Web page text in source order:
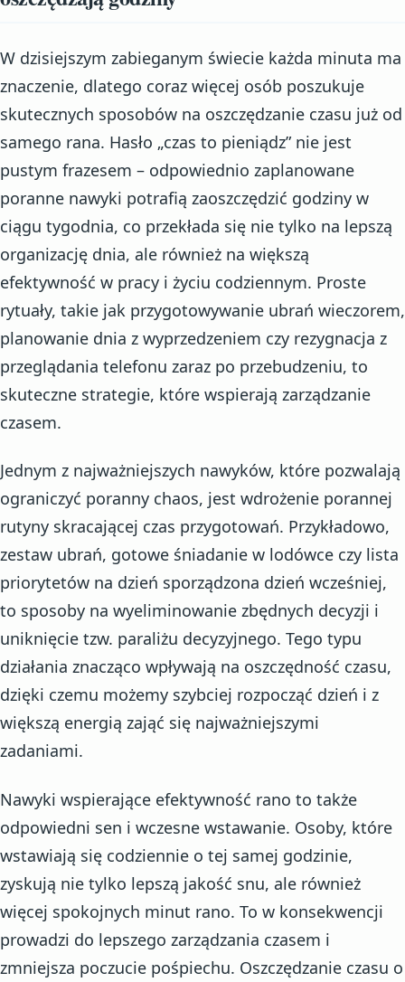
W dzisiejszym zabieganym świecie każda minuta ma
znaczenie, dlatego coraz więcej osób poszukuje
skutecznych sposobów na oszczędzanie czasu już od
samego rana. Hasło „czas to pieniądz” nie jest
pustym frazesem – odpowiednio zaplanowane
poranne nawyki potrafią zaoszczędzić godziny w
ciągu tygodnia, co przekłada się nie tylko na lepszą
organizację dnia, ale również na większą
efektywność w pracy i życiu codziennym. Proste
rytuały, takie jak przygotowywanie ubrań wieczorem,
planowanie dnia z wyprzedzeniem czy rezygnacja z
przeglądania telefonu zaraz po przebudzeniu, to
skuteczne strategie, które wspierają zarządzanie
czasem.
Jednym z najważniejszych nawyków, które pozwalają
ograniczyć poranny chaos, jest wdrożenie porannej
rutyny skracającej czas przygotowań. Przykładowo,
zestaw ubrań, gotowe śniadanie w lodówce czy lista
priorytetów na dzień sporządzona dzień wcześniej,
to sposoby na wyeliminowanie zbędnych decyzji i
uniknięcie tzw. paraliżu decyzyjnego. Tego typu
działania znacząco wpływają na oszczędność czasu,
dzięki czemu możemy szybciej rozpocząć dzień i z
większą energią zająć się najważniejszymi
zadaniami.
Nawyki wspierające efektywność rano to także
odpowiedni sen i wczesne wstawanie. Osoby, które
wstawiają się codziennie o tej samej godzinie,
zyskują nie tylko lepszą jakość snu, ale również
więcej spokojnych minut rano. To w konsekwencji
prowadzi do lepszego zarządzania czasem i
zmniejsza poczucie pośpiechu. Oszczędzanie czasu o